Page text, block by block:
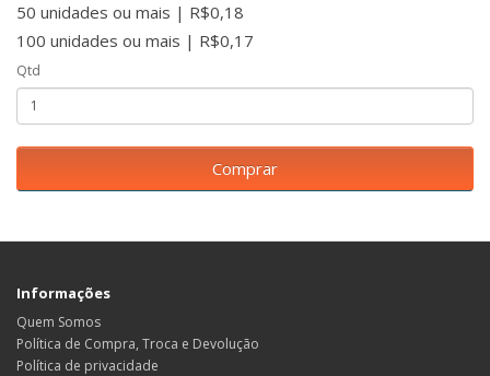
50 unidades ou mais | R$0,18
100 unidades ou mais | R$0,17
Qtd
Comprar
Informações
Quem Somos
Política de Compra, Troca e Devolução
Política de privacidade